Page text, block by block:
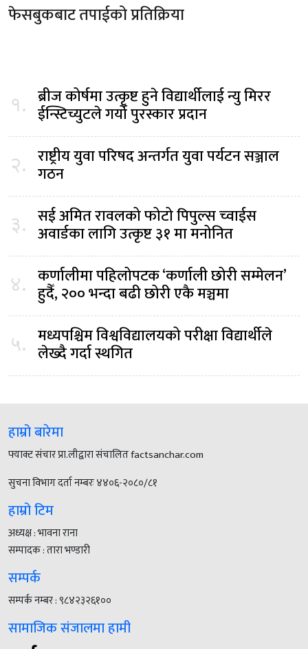
फेसबुकबाट तपाईको प्रतिक्रिया
१. ब्रीज कोर्षमा उत्कृष्ट हुने विद्यार्थीलाई न्यु मिरर
ईन्स्टिच्युटले गर्यो पुरस्कार प्रदान
२. राष्ट्रीय युवा परिषद अन्तर्गत युवा पर्यटन सञ्जाल
गठन
३. सई अमित रावलको फोटो पिपुल्स च्वाईस
अवार्डका लागि उत्कृष्ट ३१ मा मनोनित
४. कर्णालीमा पहिलोपटक ‘कर्णाली छोरी सम्मेलन’
हुदैँ, २०० भन्दा बढी छोरी एकै मञ्चमा
५. मध्यपश्चिम विश्वविद्यालयको परीक्षा विद्यार्थीले
लेख्दै गर्दा स्थगित
हाम्रो बारेमा
फ्याक्ट संचार प्रा.लीद्वारा संचालित factsanchar.com
सुचना विभाग दर्ता नम्बरः ४४०६-२०८०/८१
हाम्रो टिम
अध्यक्ष : भावना राना
सम्पादक : तारा भण्डारी
सम्पर्क
सम्पर्क नम्बर : ९८४२३२६१००
सामाजिक संजालमा हामी